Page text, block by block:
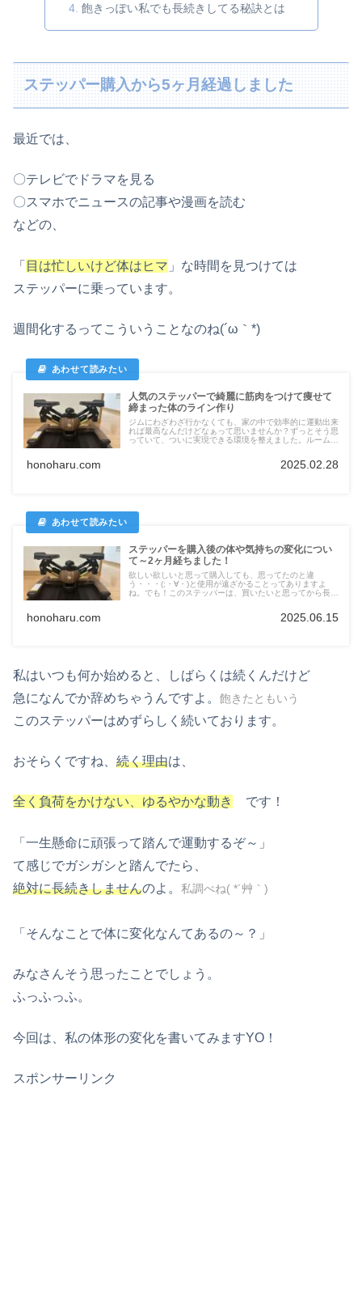
飽きっぽい私でも長続きしてる秘訣とは
ステッパー購入から5ヶ月経過しました
最近では、
〇テレビでドラマを見る
〇スマホでニュースの記事や漫画を読む
などの、
「 目は忙しいけど体はヒマ 」な時間を見つけては
ステッパーに乗っています。
週間化するってこういうことなのね(´ω｀*)
人気のステッパーで綺麗に筋肉をつけて痩せて
締まった体のライン作り
ジムにわざわざ行かなくても、家の中で効率的に運動出来
れば最高なんだけどなぁって思いませんか？ずっとそう思
っていて、ついに実現できる環境を整えました。ルームラ
ができました。今回は我が家にステッパーをお迎えした話
honoharu.com 2025.02.28
ステッパーを購入後の体や気持ちの変化につい
て～2ヶ月経ちました！
欲しい欲しいと思って購入しても、思ってたのと違
う・・・(;・∀・)と使用が遠ざかることってありますよ
ね。でも！このステッパーは、買いたいと思ってから長年
んとにおすすめです！そんな私のステッパー生活を追って
honoharu.com 2025.06.15
私はいつも何か始めると、しばらくは続くんだけど
急になんでか辞めちゃうんですよ。 飽きたともいう
このステッパーはめずらしく続いております。
おそらくですね、 続く理由は、
全く負荷をかけない、ゆるやかな動き です！
「一生懸命に頑張って踏んで運動するぞ～」
て感じでガシガシと踏んでたら、
絶対に長続きしませんのよ。 私調べね( *´艸｀)
「そんなことで体に変化なんてあるの～？」
みなさんそう思ったことでしょう。
ふっふっふ。
今回は、私の体形の変化を書いてみますYO！
スポンサーリンク